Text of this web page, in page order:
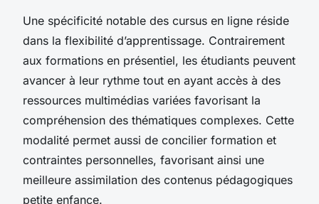
Une spécificité notable des cursus en ligne réside
dans la flexibilité d’apprentissage. Contrairement
aux formations en présentiel, les étudiants peuvent
avancer à leur rythme tout en ayant accès à des
ressources multimédias variées favorisant la
compréhension des thématiques complexes. Cette
modalité permet aussi de concilier formation et
contraintes personnelles, favorisant ainsi une
meilleure assimilation des contenus pédagogiques
petite enfance.